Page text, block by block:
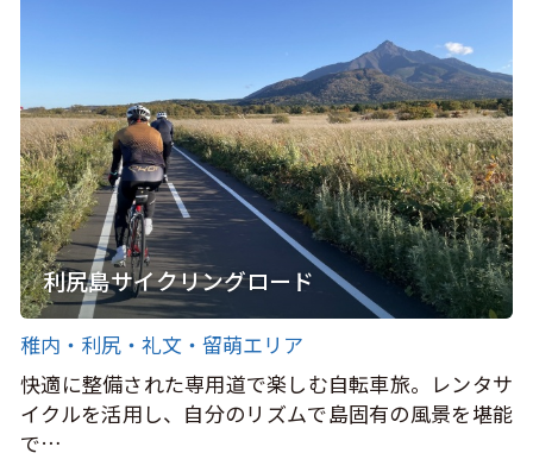
利尻島サイクリングロード
稚内・利尻・礼文・留萌エリア
快適に整備された専用道で楽しむ自転車旅。レンタサ
イクルを活用し、自分のリズムで島固有の風景を堪能
で…